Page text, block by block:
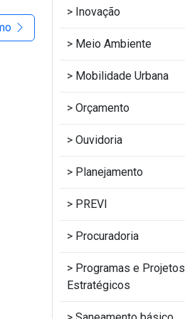
Inovação
Meio Ambiente
Mobilidade Urbana
Orçamento
Ouvidoria
Planejamento
PREVI
Procuradoria
Programas e Projetos
Estratégicos